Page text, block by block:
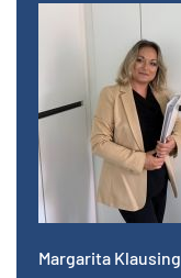
Margarita Klausing